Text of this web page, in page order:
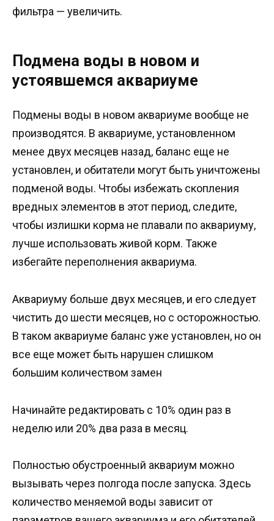
фильтра — увеличить.
Подмена воды в новом и
устоявшемся аквариуме
Подмены воды в новом аквариуме вообще не
производятся. В аквариуме, установленном
менее двух месяцев назад, баланс еще не
установлен, и обитатели могут быть уничтожены
подменой воды. Чтобы избежать скопления
вредных элементов в этот период, следите,
чтобы излишки корма не плавали по аквариуму,
лучше использовать живой корм. Также
избегайте переполнения аквариума.
Аквариуму больше двух месяцев, и его следует
чистить до шести месяцев, но с осторожностью.
В таком аквариуме баланс уже установлен, но он
все еще может быть нарушен слишком
большим количеством замен
Начинайте редактировать с 10% один раз в
неделю или 20% два раза в месяц.
Полностью обустроенный аквариум можно
вызывать через полгода после запуска. Здесь
количество меняемой воды зависит от